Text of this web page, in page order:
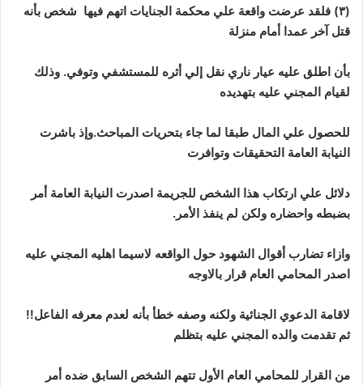
(٣) فلقد عرضت واقعة علي محكمة الجنايات اتهم فيها شخص بأنه
قتل آخر عمدا أمام منزلة
بأن اطلق عليه عيار ناري نقل إلي أثره للمستشفي وتوفي. وذلك
لقيام المجني عليه بتهديده
للحصول علي المال طبقا لما جاء بتحريات المباحث.وإذ باشرت
النيابة العامة التحقيقات وتوافرت
دلائل علي ارتكاب هذا الشخص للجريمة اصدرت النيابة العامة أمر
بضبطه واحضاره ولكن لم ينفذ الأمر.
وازاء تضارب أقوال الشهود حول الواقعه لاسيما اهليه المجني عليه
اصدر المحامي العام قرار بالاوجه
لاقامة الدعوي الجنائية ولكنه وصفه خطأ بأنه لعدم معرفه الفاعل!!
ثم تقدمت والده المجني عليه بتظلم
من القرار للمحامي العام الأول تتهم الشخص السابق ضده أمر